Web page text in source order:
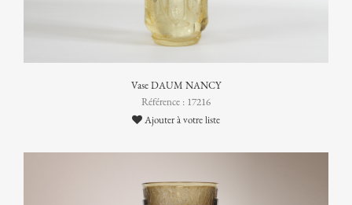
Vase DAUM NANCY
Référence : 17216
Ajouter à votre liste